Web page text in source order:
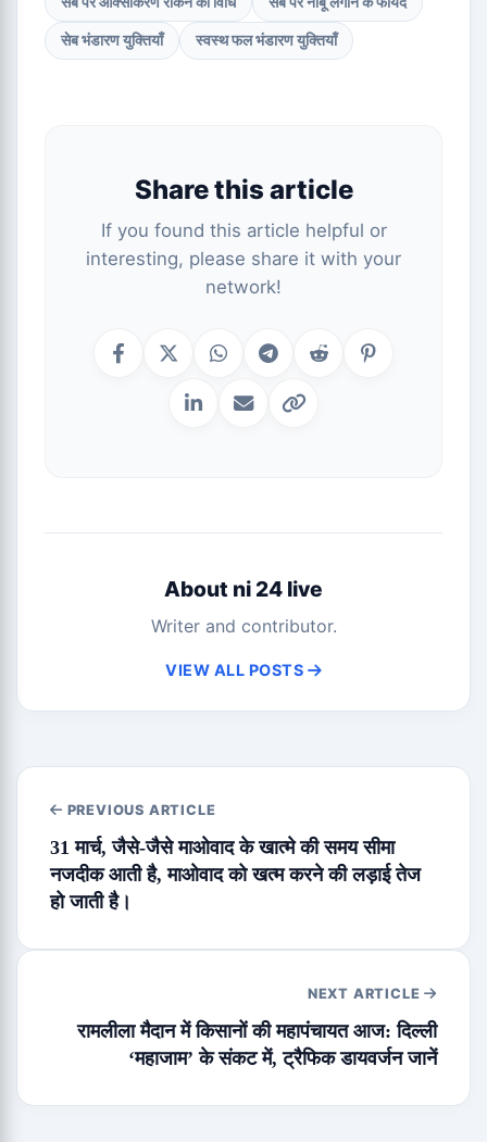
सेब भंडारण युक्तियाँ स्वस्थ फल भंडारण युक्तियाँ
Share this article
If you found this article helpful or
interesting, please share it with your
network!
About ni 24 live
Writer and contributor.
VIEW ALL POSTS
PREVIOUS ARTICLE
31 मार्च, जैसे-जैसे माओवाद के खात्मे की समय सीमा
नजदीक आती है, माओवाद को खत्म करने की लड़ाई तेज
हो जाती है।
NEXT ARTICLE
रामलीला मैदान में किसानों की महापंचायत आज: दिल्ली
‘महाजाम’ के संकट में, ट्रैफिक डायवर्जन जानें